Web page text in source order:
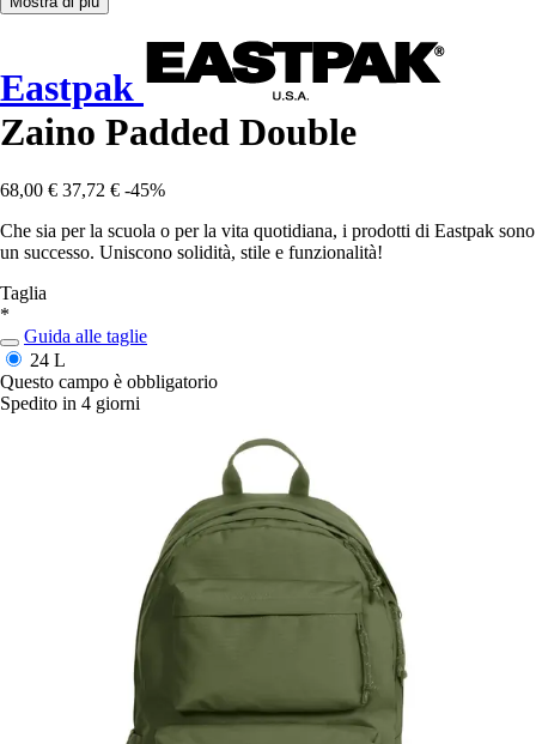
Eastpak
Zaino Padded Double
68,00 € 37,72 € -45%
Che sia per la scuola o per la vita quotidiana, i prodotti di Eastpak sono
un successo. Uniscono solidità, stile e funzionalità!
Taglia
*
Guida alle taglie
24 L
Questo campo è obbligatorio
Spedito in 4 giorni